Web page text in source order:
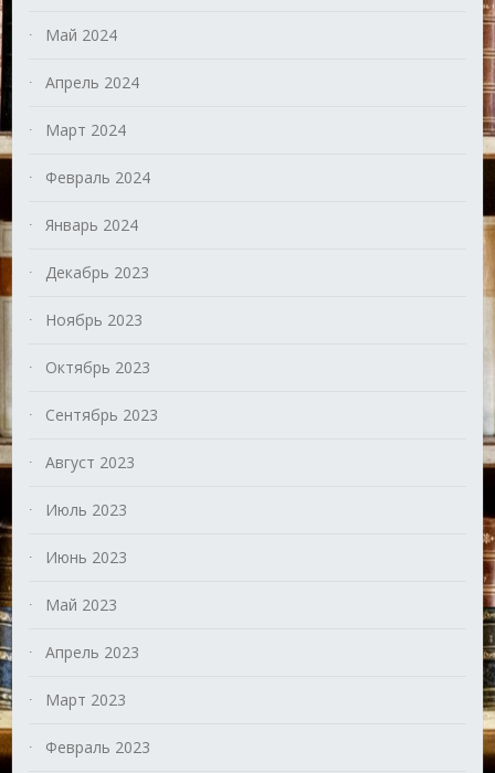
Май 2024
Апрель 2024
Март 2024
Февраль 2024
Январь 2024
Декабрь 2023
Ноябрь 2023
Октябрь 2023
Сентябрь 2023
Август 2023
Июль 2023
Июнь 2023
Май 2023
Апрель 2023
Март 2023
Февраль 2023